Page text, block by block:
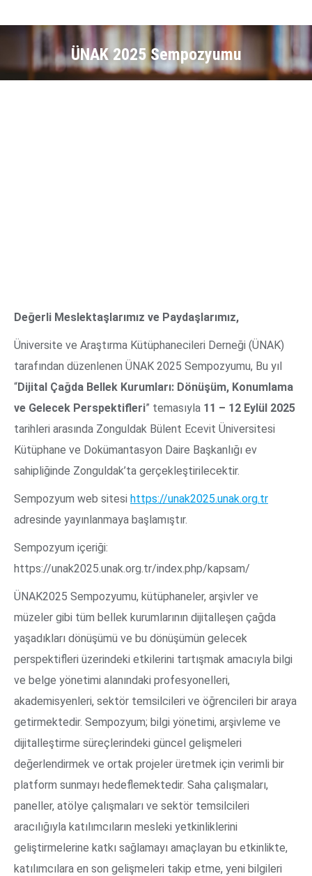
ÜNAK 2025 Sempozyumu
Değerli Meslektaşlarımız ve Paydaşlarımız,
Üniversite ve Araştırma Kütüphanecileri Derneği (ÜNAK)
tarafından düzenlenen ÜNAK 2025 Sempozyumu, Bu yıl
“Dijital Çağda Bellek Kurumları: Dönüşüm, Konumlama
ve Gelecek Perspektifleri” temasıyla 11 – 12 Eylül 2025
tarihleri arasında Zonguldak Bülent Ecevit Üniversitesi
Kütüphane ve Dokümantasyon Daire Başkanlığı ev
sahipliğinde Zonguldak’ta gerçekleştirilecektir.
Sempozyum web sitesi https://unak2025.unak.org.tr
adresinde yayınlanmaya başlamıştır.
Sempozyum içeriği:
https://unak2025.unak.org.tr/index.php/kapsam/
ÜNAK2025 Sempozyumu, kütüphaneler, arşivler ve
müzeler gibi tüm bellek kurumlarının dijitalleşen çağda
yaşadıkları dönüşümü ve bu dönüşümün gelecek
perspektifleri üzerindeki etkilerini tartışmak amacıyla bilgi
ve belge yönetimi alanındaki profesyonelleri,
akademisyenleri, sektör temsilcileri ve öğrencileri bir araya
getirmektedir. Sempozyum; bilgi yönetimi, arşivleme ve
dijitalleştirme süreçlerindeki güncel gelişmeleri
değerlendirmek ve ortak projeler üretmek için verimli bir
platform sunmayı hedeflemektedir. Saha çalışmaları,
paneller, atölye çalışmaları ve sektör temsilcileri
aracılığıyla katılımcıların mesleki yetkinliklerini
geliştirmelerine katkı sağlamayı amaçlayan bu etkinlikte,
katılımcılara en son gelişmeleri takip etme, yeni bilgileri